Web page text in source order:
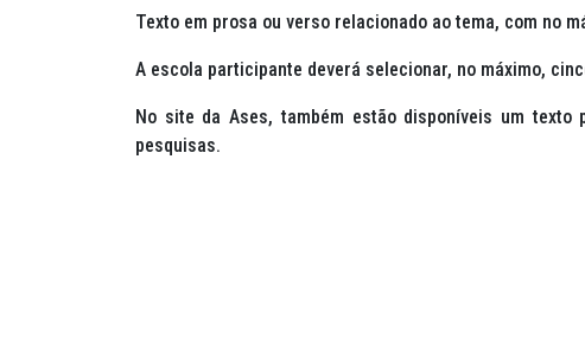
Texto em prosa ou verso relacionado ao tema, com no
A escola participante deverá selecionar, no máximo,
No site da Ases, também estão disponíveis um
pesquisas.